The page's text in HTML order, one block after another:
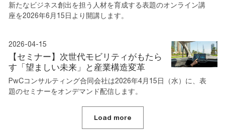
新たなビジネス創出を担う人材を育成する表題のオンライン講
座を2026年6月15日より開講します。
2026-04-15
【セミナー】次世代モビリティがもたら
す「望ましい未来」と産業構造変革
PwCコンサルティング合同会社は2026年4月15日（水）に、表
題のセミナーをオンデマンド配信します。
Load more